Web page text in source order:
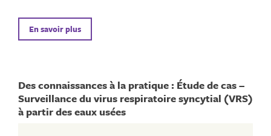
En savoir plus
Des connaissances à la pratique : Étude de cas –
Surveillance du virus respiratoire syncytial (VRS)
à partir des eaux usées